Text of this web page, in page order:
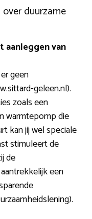
duurzame
aanleggen van
geen
geleen.nl).
zoals een
warmtepomp die
kan jij wel speciale
stimuleert de
de
een